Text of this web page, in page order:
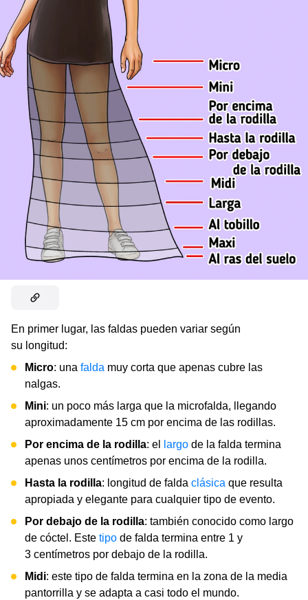
En primer lugar, las faldas pueden variar según
su longitud:
Micro: una falda muy corta que apenas cubre las
nalgas.
Mini: un poco más larga que la microfalda, llegando
aproximadamente 15 cm por encima de las rodillas.
Por encima de la rodilla: el largo de la falda termina
apenas unos centímetros por encima de la rodilla.
Hasta la rodilla: longitud de falda clásica que resulta
apropiada y elegante para cualquier tipo de evento.
Por debajo de la rodilla: también conocido como largo
de cóctel. Este tipo de falda termina entre 1 y
3 centímetros por debajo de la rodilla.
Midi: este tipo de falda termina en la zona de la media
pantorrilla y se adapta a casi todo el mundo.